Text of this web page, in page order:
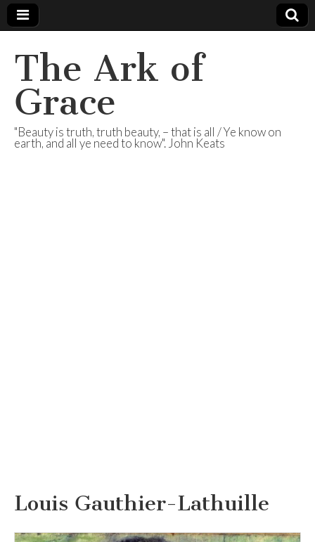
The Ark of
Grace
"Beauty is truth, truth beauty, – that is all / Ye know on
earth, and all ye need to know". John Keats
Louis Gauthier-Lathuille